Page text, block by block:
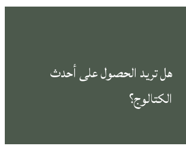
هل تريد الحصول على أحدث
الكتالوج؟